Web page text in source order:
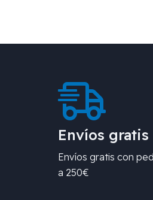
Envíos gratis
Envíos gratis con
a 250€